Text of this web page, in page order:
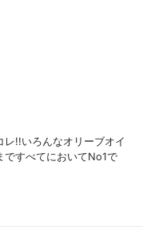
!!いろんなオリーブオイ
すべてにおいてNo1で